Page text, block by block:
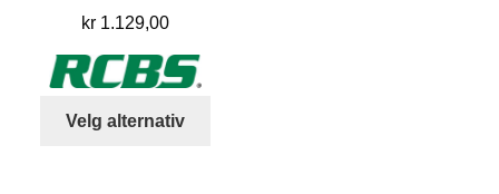
kr 1.129,00
Velg alternativ